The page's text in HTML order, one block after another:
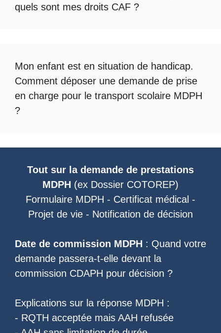
quels sont mes droits CAF ?
Mon enfant est en situation de handicap.
Comment déposer une demande de prise
en charge pour le transport scolaire MDPH
?
Tout sur la demande de prestations
MDPH (ex Dossier COTOREP)
Formulaire MDPH - Certificat médical -
Projet de vie - Notification de décision
Date de commission MDPH : Quand votre
demande passera-t-elle devant la
commission CDAPH pour décision ?
Explications sur la réponse MDPH :
- RQTH acceptée mais AAH refusée